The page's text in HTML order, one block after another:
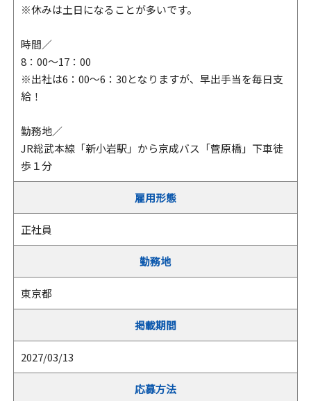
※休みは土日になることが多いです。
時間／
8：00～17：00
※出社は6：00〜6：30となりますが、早出手当を毎日支
給！
勤務地／
JR総武本線「新小岩駅」から京成バス「菅原橋」下車徒
歩１分
雇用形態
正社員
勤務地
東京都
掲載期間
2027/03/13
応募方法